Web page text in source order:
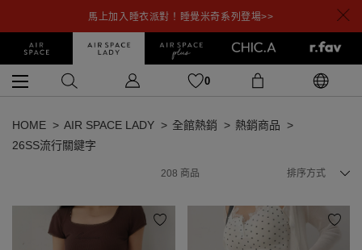
馬上加入睡衣派對！睡覺米奇系列登場>>
0
HOME AIR SPACE LADY 全館熱銷
熱銷商品
26SS流行關鍵字
208 商品 排序方式